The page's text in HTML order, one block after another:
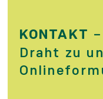
KONTAKT
Draht zu